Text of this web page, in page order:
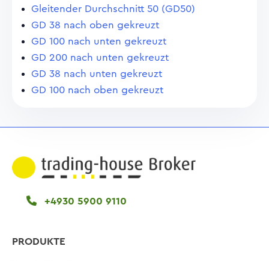
Gleitender Durchschnitt 50 (GD50)
GD 38 nach oben gekreuzt
GD 100 nach unten gekreuzt
GD 200 nach unten gekreuzt
GD 38 nach unten gekreuzt
GD 100 nach oben gekreuzt
+4930 5900 9110
PRODUKTE